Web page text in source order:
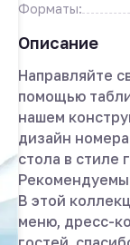
Описание
Направляйте
помощью
нашем
дизайн
стола в стиле
В этой
меню, дресс-
Форматы: